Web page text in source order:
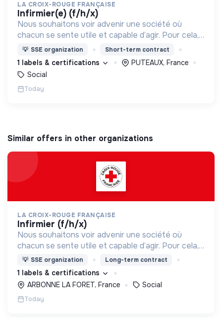
LA CROIX-ROUGE FRANÇAISE
infirmier(e) (f/h/x)
Nous souhaitons voir advenir une société où
chacun se sente utile et capable d’agir. Pour cela,
nous proposons des moyens et des lieux
d’engagement innovants et adaptés à tous.
💡 SSE organization Short-term contract
1 labels & certifications
PUTEAUX, France
Social
Today
Similar offers in other organizations
LA CROIX-ROUGE FRANÇAISE
infirmier (f/h/x)
Nous souhaitons voir advenir une société où
chacun se sente utile et capable d’agir. Pour cela,
nous proposons des moyens et des lieux
d’engagement innovants et adaptés à tous.
💡 SSE organization Long-term contract
1 labels & certifications
ARBONNE LA FORET, France
Social
Today